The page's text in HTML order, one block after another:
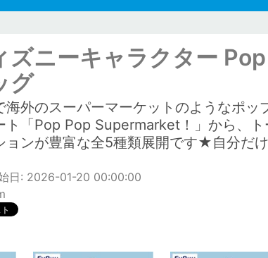
ズニーキャラクター
グ
海外のスーパーマーケットのようなポ
ト「Pop Pop Supermarket！」から、
ョンが豊富な全5種類展開です★自分だ
日: 2026-01-20 00:00:00